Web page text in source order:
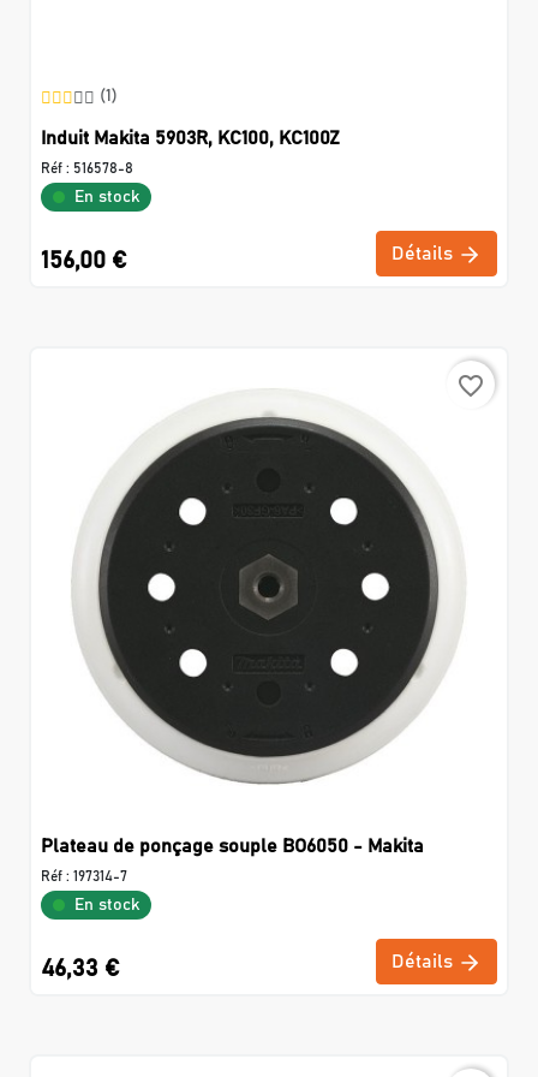
(1)
Induit Makita 5903R, KC100, KC100Z
Réf : 516578-8
En stock
156,00 € Détails
favorite_border
Plateau de ponçage souple BO6050 - Makita
Réf : 197314-7
En stock
46,33 € Détails